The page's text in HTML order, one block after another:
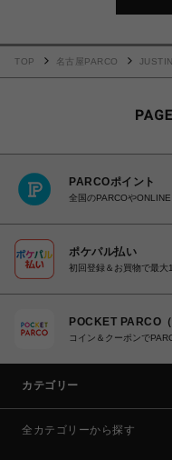
TOP 名古屋PARCO
PARCOポイント
全国のPARCOや
ポケパル払い
初回登録＆お買物で最
POCKET PARCO（
コイン＆クーポンで
カテゴリー
全カテゴリーから探す